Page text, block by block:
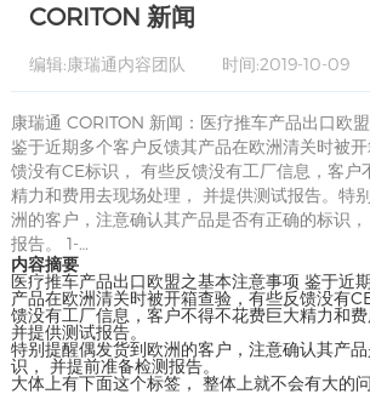
CORITON 新闻
编辑:康瑞通内容团队 时间:2019-10-09
康瑞通 CORITON 新闻：医疗推车产品出口欧
鉴于近期多个客户反馈其产品在欧洲清关时被
馈没有CE标识， 有些反馈没有工厂信息，客户
精力和费用去现场处理， 并提供测试报告。特
洲的客户，注意确认其产品是否有正确的标识
报告。 1-…
内容摘要
医疗推车产品出口欧盟之基本注意事项 鉴于近
产品在欧洲清关时被开箱查验，有些反馈没有
馈没有工厂信息，客户不得不花费巨大精力和费
并提供测试报告。
特别提醒偶发货到欧洲的客户，注意确认其产
识， 并提前准备检测报告。
大体上有下面这个标签， 整体上就不会有大的问